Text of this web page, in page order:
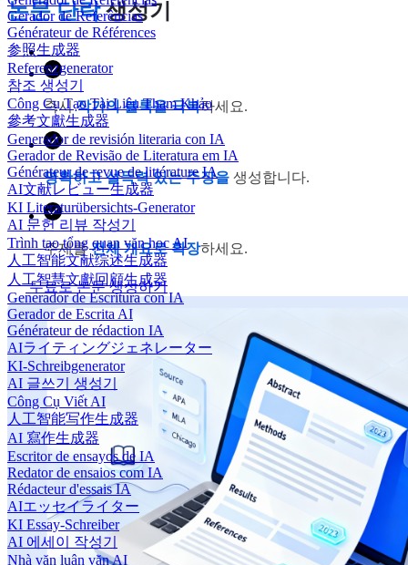
Gerador de Referências
Générateur de Références
参照生成器
Referenzgenerator
참조 생성기
Công Cụ Tạo Tài Liệu Tham Khảo
參考文獻生成器
Generador de revisión literaria con IA
Gerador de Revisão de Literatura em IA
Générateur de revue de littérature IA
AI文献レビュー生成器
KI Literaturübersichts-Generator
AI 문헌 리뷰 작성기
Trình tạo tổng quan văn học AI
人工智能文献综述生成器
人工智慧文獻回顧生成器
Generador de Escritura con IA
Gerador de Escrita AI
Générateur de rédaction IA
AIライティングジェネレーター
KI-Schreibgenerator
AI 글쓰기 생성기
Công Cụ Viết AI
人工智能写作生成器
AI 寫作生成器
Escritor de ensayos de IA
Redator de ensaios com IA
Rédacteur d'essais IA
AIエッセイライター
KI Essay-Schreiber
AI 에세이 작성기
Nhà văn luận văn AI
논문 단락생성기
즉시작가의 블록을 극복하세요.
명확하고 설득력 있는 주장을 생성합니다.
주제를전체 개요로 확장하세요.
무료로 논문 생성하기